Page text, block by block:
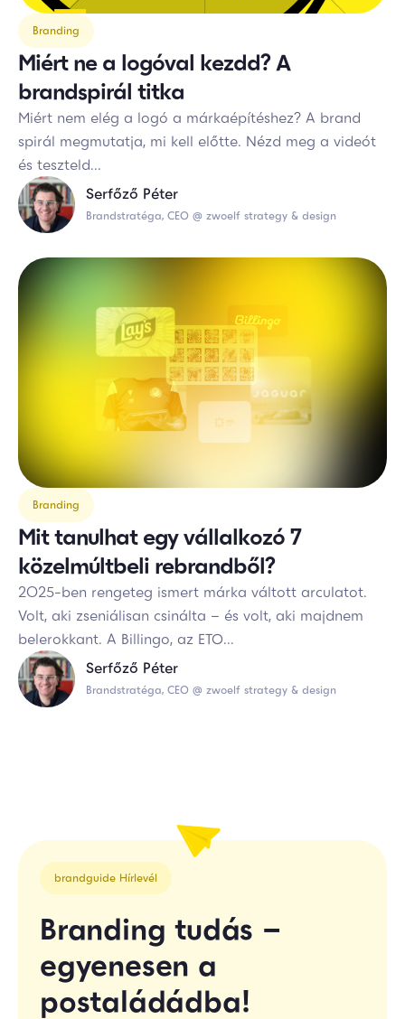
Branding
Miért ne a logóval kezdd? A
brandspirál titka
Miért nem elég a logó a márkaépítéshez? A brand
spirál megmutatja, mi kell előtte. Nézd meg a videót
és teszteld...
Serfőző Péter
Brandstratéga, CEO @ zwoelf strategy & design
Branding
Mit tanulhat egy vállalkozó 7
közelmúltbeli rebrandből?
2025-ben rengeteg ismert márka váltott arculatot.
Volt, aki zseniálisan csinálta – és volt, aki majdnem
belerokkant. A Billingo, az ETO...
Serfőző Péter
Brandstratéga, CEO @ zwoelf strategy & design
brandguide Hírlevél
Branding tudás –
egyenesen a
postaládádba!